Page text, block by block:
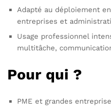
Adapté au déploiement
entreprises et
Usage professionnel
multitâche,
Pour qui ?
PME et grandes